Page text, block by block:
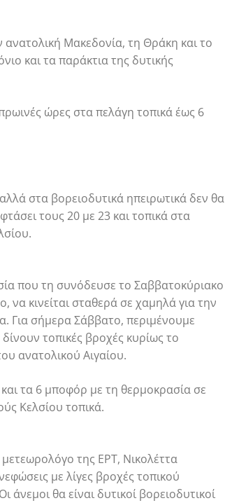
Μακεδονία, τη Θράκη και το
και τα παράκτια της δυτικής
ώρες στα πελάγη τοπικά έως 6
στα βορειοδυτικά ηπειρωτικά δεν θα
τους 20 με 23 και τοπικά στα
που τη συνόδευσε το Σαββατοκύριακο
κινείται σταθερά σε χαμηλά για την
Για σήμερα Σάββατο, περιμένουμε
τοπικές βροχές κυρίως το
ανατολικού Αιγαίου.
τα 6 μποφόρ με τη θερμοκρασία σε
Κελσίου τοπικά.
της ΕΡΤ, Νικολέττα
με λίγες βροχές τοπικού
άνεμοι θα είναι δυτικοί βορειοδυτικοί